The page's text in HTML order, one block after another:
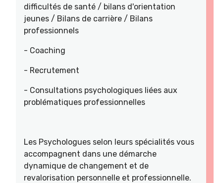
difficultés de santé / bilans d'orientation
jeunes / Bilans de carrière / Bilans
professionnels
- Coaching
- Recrutement
- Consultations psychologiques liées aux
problématiques professionnelles
Les Psychologues selon leurs spécialités vous
accompagnent dans une démarche
dynamique de changement et de
revalorisation personnelle et professionnelle.